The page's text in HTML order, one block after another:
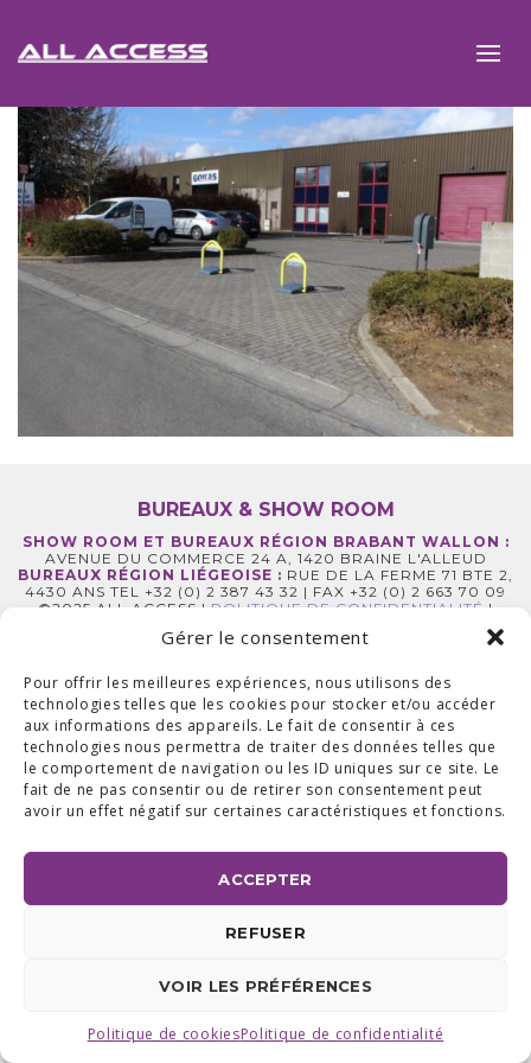
Gérer le consentement
Pour offrir les meilleures expériences, nous utilisons des
technologies telles que les cookies pour stocker et/ou accéder
aux informations des appareils. Le fait de consentir à ces
technologies nous permettra de traiter des données telles que
le comportement de navigation ou les ID uniques sur ce site. Le
fait de ne pas consentir ou de retirer son consentement peut
avoir un effet négatif sur certaines caractéristiques et fonctions.
ACCEPTER
REFUSER
VOIR LES PRÉFÉRENCES
Politique de cookiesPolitique de confidentialité
BUREAUX & SHOW ROOM
SHOW ROOM ET BUREAUX RÉGION BRABANT WALLON :
AVENUE DU COMMERCE 24 A, 1420 BRAINE L'ALLEUD
BUREAUX RÉGION LIÉGEOISE : RUE DE LA FERME 71 BTE 2,
4430 ANS TEL +32 (0) 2 387 43 32 | FAX +32 (0) 2 663 70 09
©2025 ALL ACCESS | POLITIQUE DE CONFIDENTIALITÉ |